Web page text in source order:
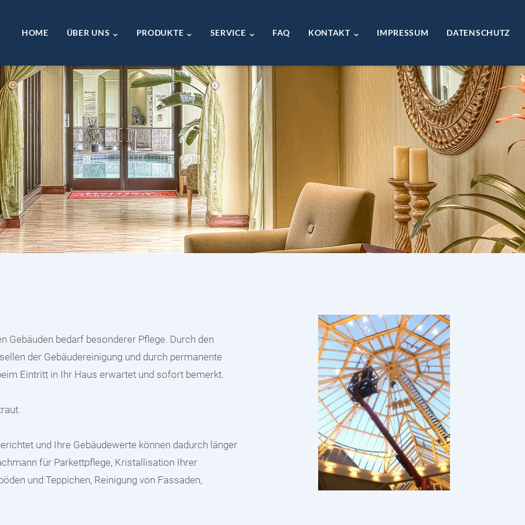
HOME ÜBER UNS PRODUKTE SERVICE FAQ KONTAKT IMPRESSUM DATENSCHUTZ
Gebäuden bedarf besonderer Pflege. Durch den
der Gebäudereinigung und durch permanente
Eintritt in Ihr Haus erwartet und sofort bemerkt.
und Ihre Gebäudewerte können dadurch länger
für Parkettpflege, Kristallisation Ihrer
und Teppichen, Reinigung von Fassaden,